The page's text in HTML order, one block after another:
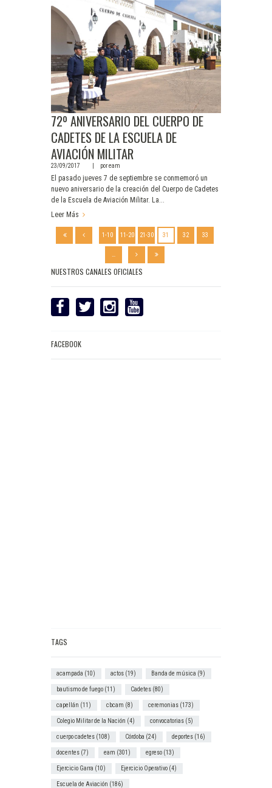
72º ANIVERSARIO DEL CUERPO DE
CADETES DE LA ESCUELA DE
AVIACIÓN MILITAR
23/09/2017 poream
El pasado jueves 7 de septiembre se conmemoró un
nuevo aniversario de la creación del Cuerpo de Cadetes
de la Escuela de Aviación Militar. La...
Leer Más
1-10 11-20 21-30 31 32 33
…
NUESTROS CANALES OFICIALES
FACEBOOK
TAGS
acampada (10) actos (19) Banda de música (9)
bautismo de fuego (11) Cadetes (80)
capellán (11) cbcam (8) ceremonias (173)
Colegio Militar de la Nación (4) convocatorias (5)
cuerpo cadetes (108) Córdoba (24) deportes (16)
docentes (7) eam (301) egreso (13)
Ejercicio Garra (10) Ejercicio Operativo (4)
Escuela de Aviación (186)